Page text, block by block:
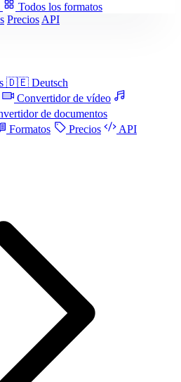
Todos los formatos
Precios API
🇩🇪 Deutsch
Convertidor de vídeo
de documentos
Formatos Precios
API